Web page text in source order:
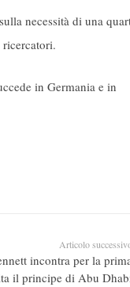
necessità di una
in Germania e in
Articolo
incontra per la
il principe di Abu